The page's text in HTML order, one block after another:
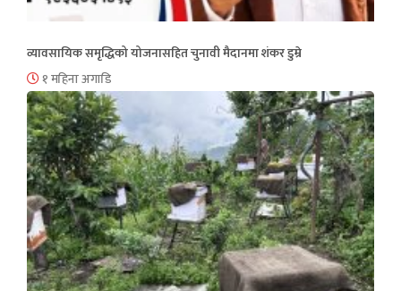
व्यावसायिक समृद्धिको योजनासहित चुनावी मैदानमा शंकर डुम्रे
१ महिना अगाडि